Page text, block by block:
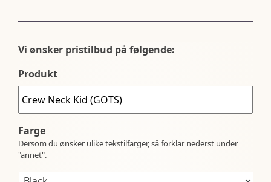
Vi ønsker pristilbud på følgende:
Produkt
Farge
Dersom du ønsker ulike tekstilfarger, så forklar nederst under
"annet".